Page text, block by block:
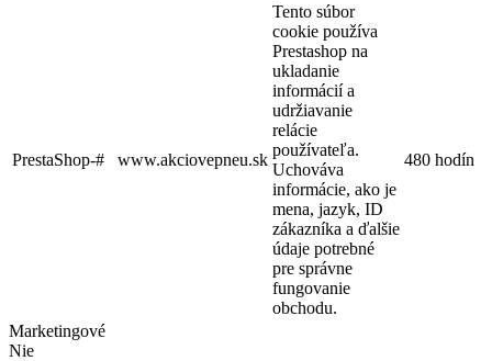
PrestaShop-# www.akciovepneu.sk
Tento súbor
cookie používa
Prestashop na
ukladanie
informácií a
udržiavanie
relácie
používateľa.
Uchováva
informácie, ako je
mena, jazyk, ID
zákazníka a ďalšie
údaje potrebné
pre správne
fungovanie
obchodu.
480 hodín
Marketingové
Nie